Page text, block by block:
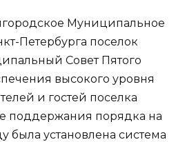
Муниципальное
Петербурга поселок
Совет Пятого
высокого уровня
и гостей поселка
поддержания порядка на
была установлена система